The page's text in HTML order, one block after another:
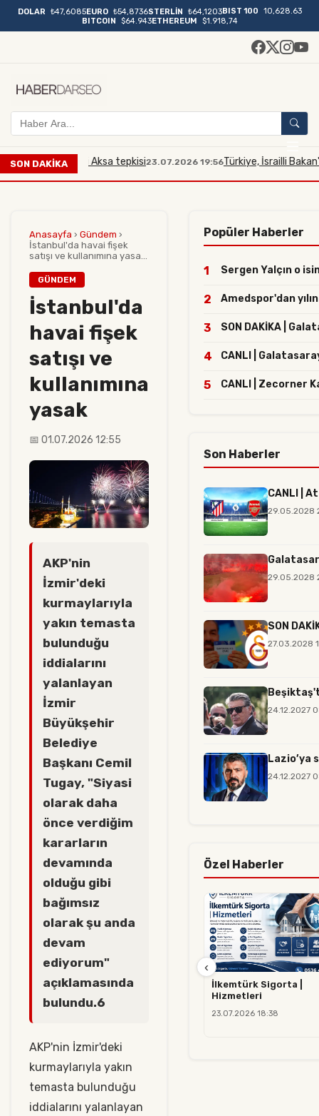
DOLAR ₺47,6085EURO ₺54,8736STERLİN ₺64,1203BIST 100
10,628.63
BITCOIN
$64.943ETHEREUM $1.918,74
SON DAKİKA
Mescidi Aksa tepkisi23.07.2026 19:56Türkiye, İsrailli Bakan'ın
Anasayfa › Gündem ›
İstanbul'da havai fişek
satışı ve kullanımına yasa...
GÜNDEM
İstanbul'da
havai fişek
satışı ve
kullanımına
yasak
📅 01.07.2026 12:55
AKP'nin
İzmir'deki
kurmaylarıyla
yakın temasta
bulunduğu
iddialarını
yalanlayan
İzmir
Büyükşehir
Belediye
Başkanı Cemil
Tugay, "Siyasi
olarak daha
önce verdiğim
kararların
devamında
olduğu gibi
bağımsız
olarak şu anda
devam
ediyorum"
açıklamasında
bulundu.6
AKP'nin İzmir'deki
kurmaylarıyla yakın
temasta bulunduğu
iddialarını yalanlayan
Popüler Haberler
1 Sergen Yalçın o
2 Amedspor'dan
3 SON DAKİKA |
4 CANLI |
5 CANLI | Zecorner
Son Haberler
CANLI |
29.05.2028
29.05.2028
SON
27.03.2028
24.12.2027
Lazio’ya
24.12.2027
Özel Haberler
İlkemtürk Sigorta |
Hizmetleri
23.07.2026 18:38
‹